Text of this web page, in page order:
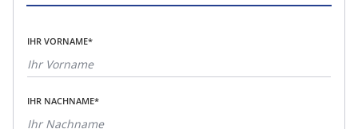
IHR VORNAME*
IHR NACHNAME*